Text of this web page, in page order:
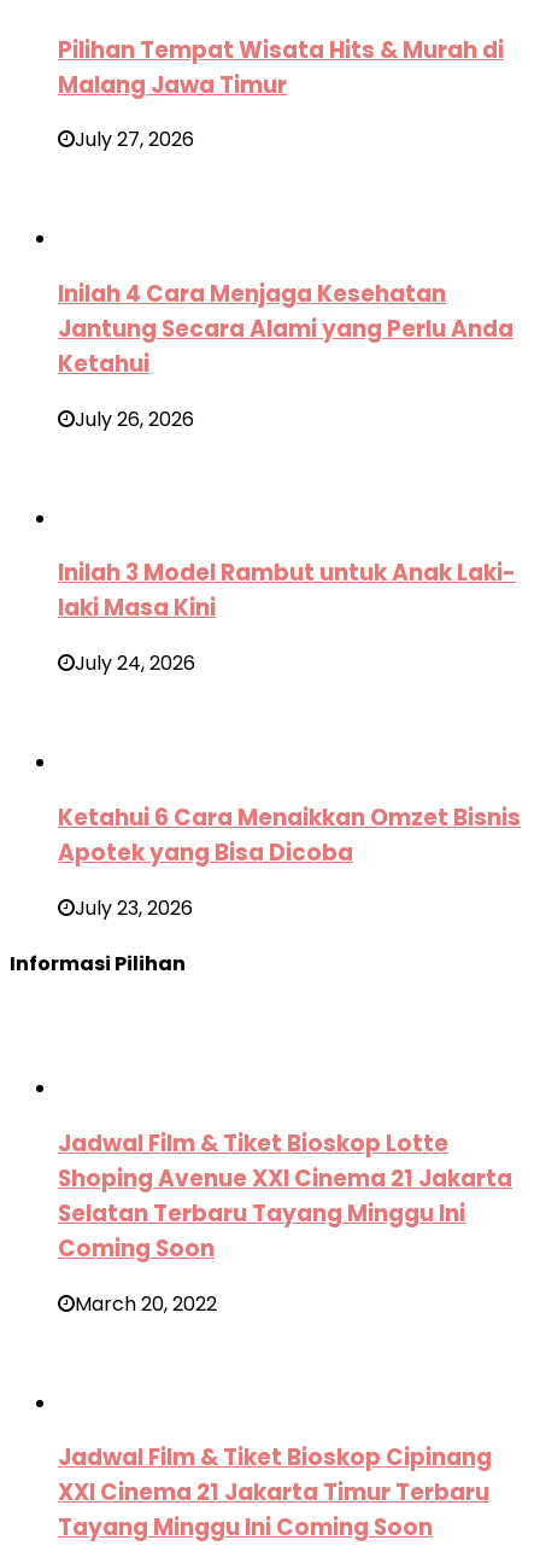
Pilihan Tempat Wisata Hits & Murah di
Malang Jawa Timur
July 27, 2026
Inilah 4 Cara Menjaga Kesehatan
Jantung Secara Alami yang Perlu Anda
Ketahui
July 26, 2026
Inilah 3 Model Rambut untuk Anak Laki-
laki Masa Kini
July 24, 2026
Ketahui 6 Cara Menaikkan Omzet Bisnis
Apotek yang Bisa Dicoba
July 23, 2026
Informasi Pilihan
Jadwal Film & Tiket Bioskop Lotte
Shoping Avenue XXI Cinema 21 Jakarta
Selatan Terbaru Tayang Minggu Ini
Coming Soon
March 20, 2022
Jadwal Film & Tiket Bioskop Cipinang
XXI Cinema 21 Jakarta Timur Terbaru
Tayang Minggu Ini Coming Soon